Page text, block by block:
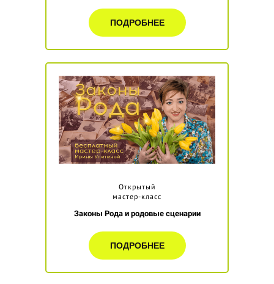
ПОДРОБНЕЕ
Открытый
мастер-класс
Законы Рода и родовые сценарии
ПОДРОБНЕЕ